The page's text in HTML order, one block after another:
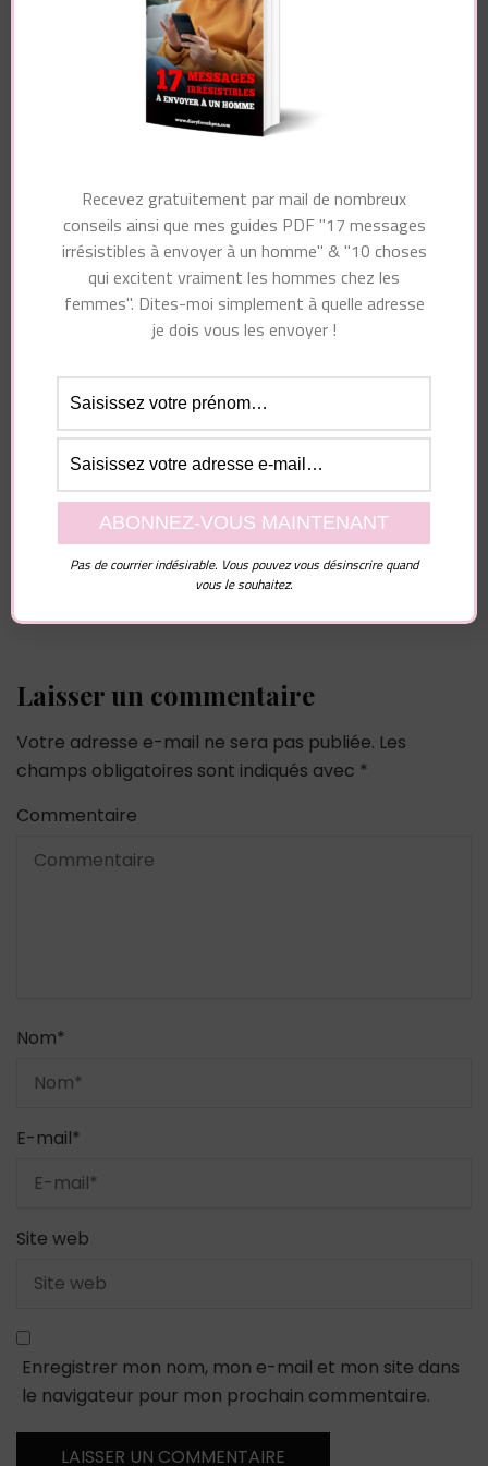
Essayez. Vous pouvez vous désinscrire à tout moment.
Navigation
d'article
Article précédent
7 attitudes qui vous
donnent l’air
DESESPEREE et qui
Article suivant
Ce que les hommes
attendent des femmes
Vous pourriez également aimer...
Laisser un commentaire
Votre adresse e-mail ne sera pas publiée. Les
champs obligatoires sont indiqués avec *
Commentaire
Nom*
E-mail*
Site web
Enregistrer mon nom, mon e-mail et mon site dans
le navigateur pour mon prochain commentaire.
Recevez gratuitement par mail de nombreux
conseils ainsi que mes guides PDF "17 messages
irrésistibles à envoyer à un homme" & "10 choses
qui excitent vraiment les hommes chez les
femmes". Dites-moi simplement à quelle adresse
je dois vous les envoyer !
Pas de courrier indésirable. Vous pouvez vous désinscrire quand
vous le souhaitez.